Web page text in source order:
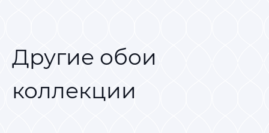
Другие обои
коллекции